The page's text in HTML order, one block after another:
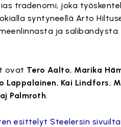
tradenomi, joka
syntyneellä Arto
ja
ovat Tero Aalto, Marika
Lappalainen, Kai Lindfors,
Palmroth.
esittelyt Steelersin sivuilta